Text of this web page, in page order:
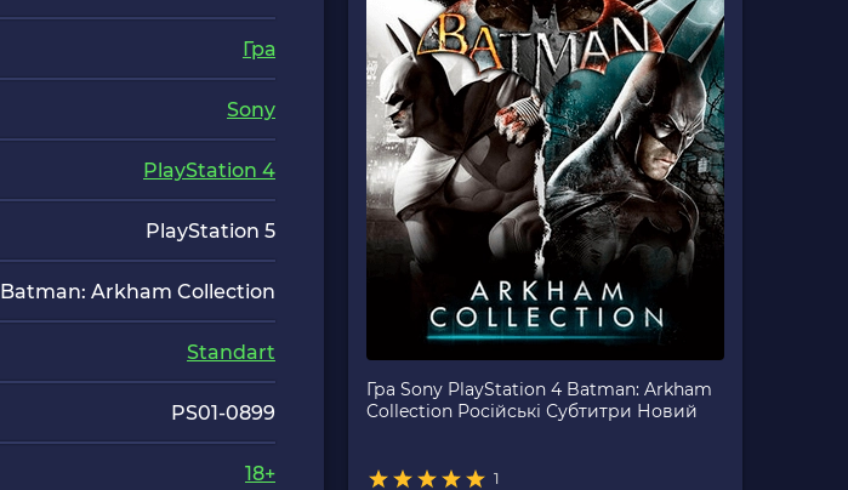
Гра
Sony
PlayStation 4
PlayStation 5
Batman: Arkham Collection
Standart
PS01-0899
18+
Гра Sony PlayStation 4 Batman: Arkham
Collection Російські Субтитри Новий
1